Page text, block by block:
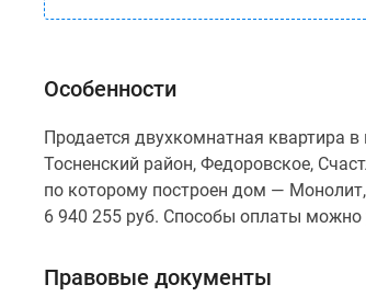
Особенности
Продается двухкомнатная квартира
Тосненский район, Федоровское,
по которому построен дом —
6 940 255 руб. Способы оплаты можно
Правовые документы